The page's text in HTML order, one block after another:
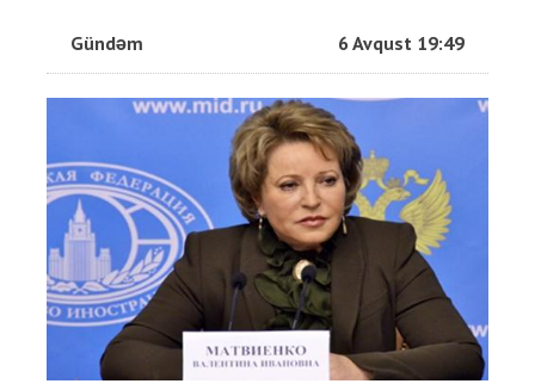
Gündəm 6 Avqust 19:49